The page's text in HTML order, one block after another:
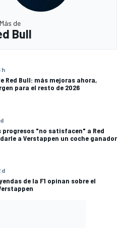
Más de
Bull
h
Red Bull: más mejoras ahora,
para el resto de 2026
progresos "no satisfacen" a Red
a Verstappen un coche ganador
d
de la F1 opinan sobre el